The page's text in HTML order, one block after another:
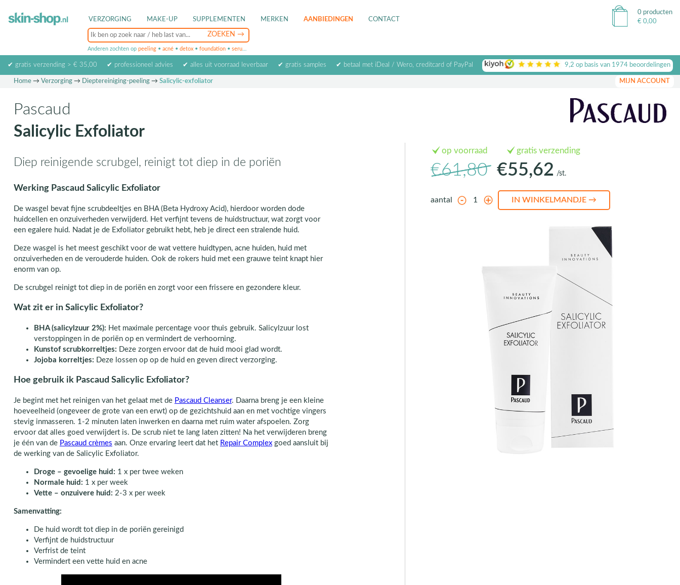
VERZORGING MAKE-UP SUPPLEMENTEN MERKEN AANBIEDINGEN CONTACT
Anderen zochten op peeling • acné • detox • foundation • serum
0 producten
€ 0,00
✔ gratis verzending > € 35,00 ✔ professioneel advies ✔ alles uit voorraad leverbaar ✔ gratis samples ✔ betaal met iDeal / Wero, creditcard of PayPal 9,2 op basis van 1974beoordelingen
MIJN ACCOUNT
Home→ Verzorging→ Dieptereiniging-peeling→ Salicylic-exfoliator
Pascaud
Salicylic Exfoliator
Diep reinigende scrubgel, reinigt tot diep in de poriën
Werking Pascaud Salicylic Exfoliator
De wasgel bevat fijne scrubdeeltjes en BHA (Beta Hydroxy Acid), hierdoor worden dode
huidcellen en onzuiverheden verwijderd. Het verfijnt tevens de huidstructuur, wat zorgt voor
een egalere huid. Nadat je de Exfoliator gebruikt hebt, heb je direct een stralende huid.
Deze wasgel is het meest geschikt voor de wat vettere huidtypen, acne huiden, huid met
onzuiverheden en de verouderde huiden. Ook de rokers huid met een grauwe teint knapt hier
enorm van op.
De scrubgel reinigt tot diep in de poriën en zorgt voor een frissere en gezondere kleur.
Wat zit er in Salicylic Exfoliator?
BHA (salicylzuur 2%): Het maximale percentage voor thuis gebruik. Salicylzuur lost
verstoppingen in de poriën op en vermindert de verhoorning.
Kunstof scrubkorreltjes: Deze zorgen ervoor dat de huid mooi glad wordt.
Jojoba korreltjes: Deze lossen op op de huid en geven direct verzorging.
Hoe gebruik ik Pascaud Salicylic Exfoliator?
Je begint met het reinigen van het gelaat met de Pascaud Cleanser. Daarna breng je een kleine
hoeveelheid (ongeveer de grote van een erwt) op de gezichtshuid aan en met vochtige vingers
stevig inmasseren. 1-2 minuten laten inwerken en daarna met ruim water afspoelen. Zorg
ervoor dat alles goed verwijdert is. De scrub niet te lang laten zitten! Na het verwijderen breng
je één van de Pascaud crèmes aan. Onze ervaring leert dat het Repair Complexgoed aansluit bij
de werking van de Salicylic Exfoliator.
Droge – gevoelige huid: 1 x per twee weken
Normale huid: 1 x per week
Vette – onzuivere huid: 2-3 x per week
Samenvatting:
De huid wordt tot diep in de poriën gereinigd
Verfijnt de huidstructuur
Verfrist de teint
Vermindert een vette huid en acne
op voorraad gratis verzending
€61,80 €55,62 /st.
aantal